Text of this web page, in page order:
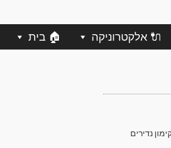
🔌 אלקטרוניקה 🏠 בית